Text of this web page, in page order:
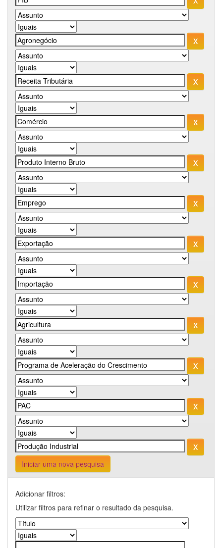
Iniciar uma nova pesquisa
Adicionar filtros:
Utilizar filtros para refinar o resultado da pesquisa.